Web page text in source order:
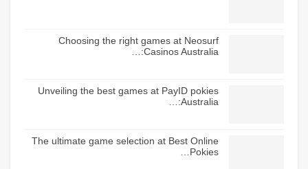
Choosing the right games at Neosurf
Casinos Australia:…
Unveiling the best games at PayID pokies
Australia:…
The ultimate game selection at Best Online
Pokies…